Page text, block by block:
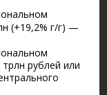
(+19,2% г/г) —
рублей или